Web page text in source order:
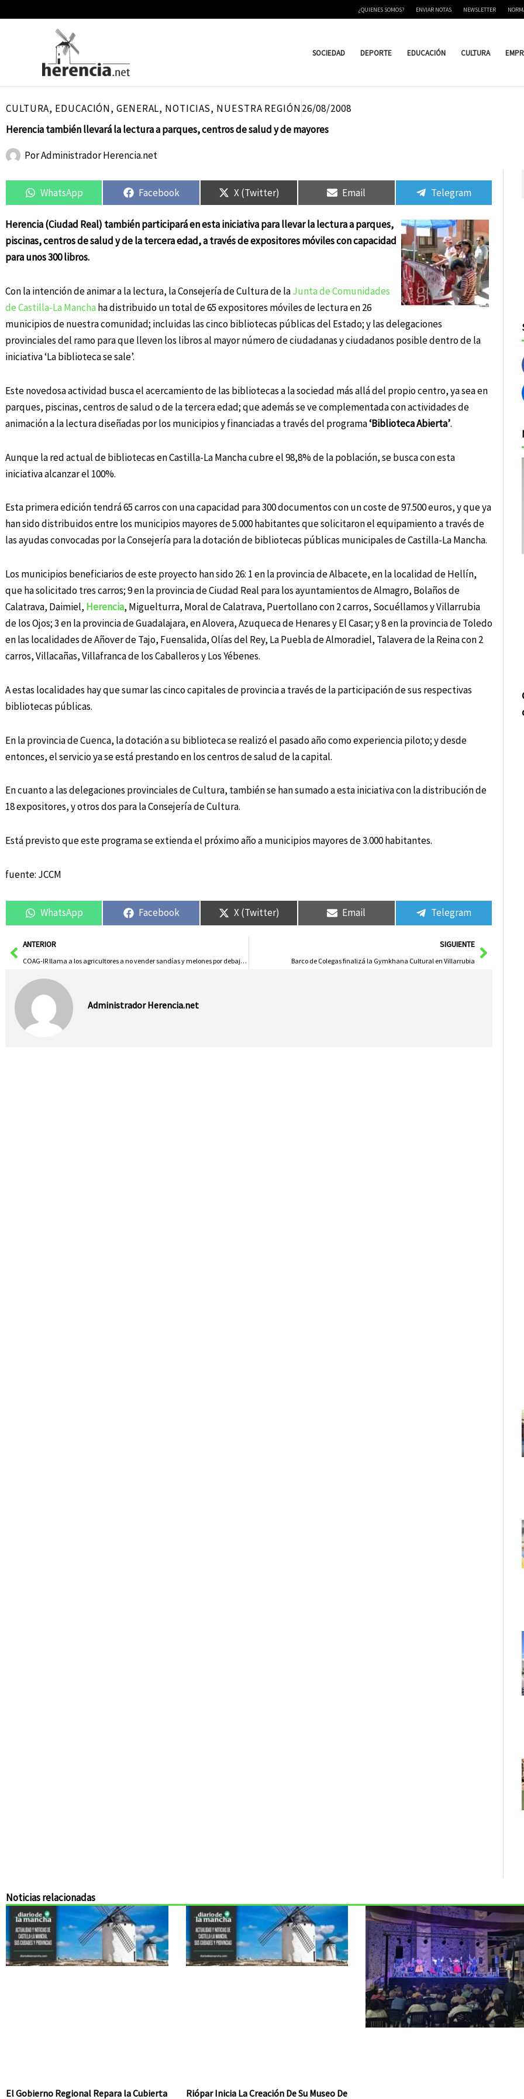
¿QUIENES SOMOS? ENVIAR NOTAS NEWSLETTER
SOCIEDAD DEPORTE EDUCACIÓN CULTURA
CULTURA, EDUCACIÓN,GENERAL, NOTICIAS, NUESTRA REGIÓN26/08/2008
Herencia también llevará la lectura a parques, centros de salud y de mayores
PorAdministrador Herencia.net
en
WhatsApp
en
Facebook
en
X (Twitter)
en
Email
en
Telegram
Herencia (Ciudad Real) también participará en esta iniciativa para llevar la lectura a parques,
piscinas, centros de salud y de la tercera edad, a través de expositores móviles con capacidad
para unos 300 libros.
Con la intención de animar a la lectura, la Consejería de Cultura de laJunta de Comunidades
de Castilla-La Mancha ha distribuido un total de 65 expositores móviles de lectura en 26
municipios de nuestra comunidad; incluidas las cinco bibliotecas públicas del Estado; y las delegaciones
provinciales del ramo para que lleven los libros al mayor número de ciudadanas y ciudadanos posible dentro de la
iniciativa ‘La biblioteca se sale’.
Este novedosa actividad busca el acercamiento de las bibliotecas a la sociedad más allá del propio centro, ya sea en
parques, piscinas, centros de salud o de la tercera edad; que además se ve complementada con actividades de
animación a la lectura diseñadas por los municipios y financiadas a través del programa‘Biblioteca Abierta’.
Aunque la red actual de bibliotecas en Castilla-La Mancha cubre el 98,8% de la población, se busca con esta
iniciativa alcanzar el 100%.
Esta primera edición tendrá 65 carros con una capacidad para 300 documentos con un coste de 97.500 euros, y que ya
han sido distribuidos entre los municipios mayores de 5.000 habitantes que solicitaron el equipamiento a través de
las ayudas convocadas por la Consejería para la dotación de bibliotecas públicas municipales de Castilla-La Mancha.
Los municipios beneficiarios de este proyecto han sido 26: 1 en la provincia de Albacete, en la localidad de Hellín,
que ha solicitado tres carros; 9 en la provincia de Ciudad Real para los ayuntamientos de Almagro, Bolaños de
Calatrava, Daimiel, Herencia, Miguelturra, Moral de Calatrava, Puertollano con 2 carros, Socuéllamos y Villarrubia
de los Ojos; 3 en la provincia de Guadalajara, en Alovera, Azuqueca de Henares y El Casar; y 8 en la provincia de Toledo
en las localidades de Añover de Tajo, Fuensalida, Olías del Rey, La Puebla de Almoradiel, Talavera de la Reina con 2
carros, Villacañas, Villafranca de los Caballeros y Los Yébenes.
A estas localidades hay que sumar las cinco capitales de provincia a través de la participación de sus respectivas
bibliotecas públicas.
En la provincia de Cuenca, la dotación a su biblioteca se realizó el pasado año como experiencia piloto; y desde
entonces, el servicio ya se está prestando en los centros de salud de la capital.
En cuanto a las delegaciones provinciales de Cultura, también se han sumado a esta iniciativa con la distribución de
18 expositores, y otros dos para la Consejería de Cultura.
Está previsto que este programa se extienda el próximo año a municipios mayores de 3.000 habitantes.
fuente: JCCM
en
WhatsApp
en
Facebook
en
X (Twitter)
en
Email
en
Telegram
AntANTERIOR
COAG-IR llama a los agricultores a no vender sandías y melones por debajo de coste
SIGUIENTE
Barco de Colegas finalizá la Gymkhana Cultural en Villarrubia
Administrador Herencia.net
Noticias relacionadas
El Gobierno Regional Repara la Cubierta Riópar Inicia La Creación De Su Museo De